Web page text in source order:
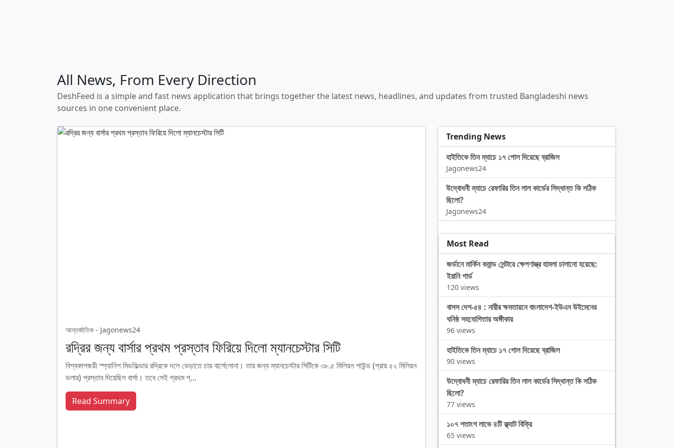
All News, From Every Direction
DeshFeed is a simple and fast news application that brings together the latest news, headlines, and updates from trusted Bangladeshi news
sources in one convenient place.
আন্তর্জাতিক - Jagonews24
রদ্রির জন্য বার্সার প্রথম প্রস্তাব ফিরিয়ে দিলো ম্যানচেস্টার সিটি
বিশ্বকাপজয়ী স্প্যানিশ মিডফিল্ডার রদ্রিকে দলে ভেড়াতে চায় বার্সেলোনা। তার জন্য ম্যানচেস্টার সিটিকে ৩৮.৫ মিলিয়ন পাউন্ড (প্রায় ৫২ মিলিয়ন
ডলার) প্রস্তাব দিয়েছিল বার্সা। তবে সেই প্রথম প্...
Read Summary
Trending News
হাইতিকে তিন ম্যাচে ১৭ গোল দিয়েছে ব্রাজিল
Jagonews24
উদ্বোধনী ম্যাচে রেফারির তিন লাল কার্ডের সিদ্ধান্ত কি সঠিক
ছিলো?
Jagonews24
Most Read
জর্ডানে মার্কিন কমান্ড সেন্টারে ক্ষেপণাস্ত্র হামলা চালানো হয়েছে:
ইরানি গার্ড
120 views
বাসস দেশ-৫৪ : নারীর ক্ষমতায়নে বাংলাদেশ-ইউএন উইমেনের
ঘনিষ্ঠ সহযোগিতার অঙ্গীকার
96 views
হাইতিকে তিন ম্যাচে ১৭ গোল দিয়েছে ব্রাজিল
90 views
উদ্বোধনী ম্যাচে রেফারির তিন লাল কার্ডের সিদ্ধান্ত কি সঠিক
ছিলো?
77 views
১০৭ শতাংশ লাভে ৪টি ফ্ল্যাট বিক্রি
65 views